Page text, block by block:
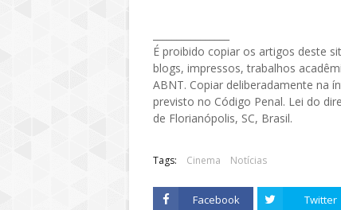
É proibido copiar os artigos deste
blogs, impressos, trabalhos
ABNT. Copiar deliberadamente na
previsto no Código Penal. Lei do
de Florianópolis, SC, Brasil.
Tags: Cinema Notícias
Facebook Twitter